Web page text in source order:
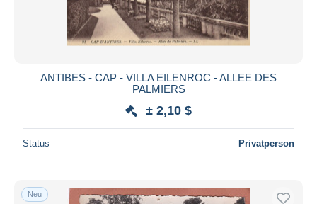
ANTIBES - CAP - VILLA EILENROC - ALLEE DES
PALMIERS
± 2,10 $
Status Privatperson
Neu